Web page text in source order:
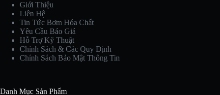
Giới Thiệu
Liên Hệ
Tin Tức Bơm Hóa Chất
Yêu Cầu Báo Giá
Hỗ Trợ Kỹ Thuật
Chính Sách & Các Quy Định
Chính Sách Bảo Mật Thông Tin
Danh Mục Sản Phẩm